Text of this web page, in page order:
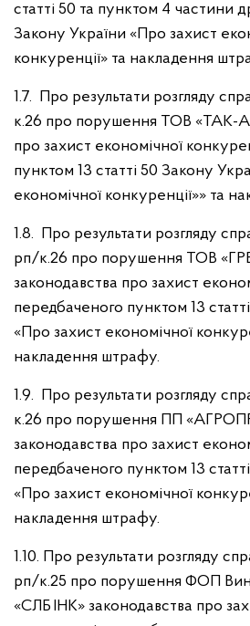
статті 50 та пунктом 4 частини
Закону України «Про захист
конкуренції» та накладення
1.7. Про результати розгляду
к.26 про порушення ТОВ «ТАК-
про захист економічної
пунктом 13 статті 50 Закону
економічної конкуренції»» та
1.8. Про результати розгляду
рп/к.26 про порушення ТОВ
законодавства про захист
передбаченого пунктом 13
«Про захист економічної
накладення штрафу.
1.9. Про результати розгляду
к.26 про порушення ПП
законодавства про захист
передбаченого пунктом 13
«Про захист економічної
накладення штрафу.
1.10. Про результати розгляду
рп/к.25 про порушення ФОП
«СЛБ ІНК» законодавства про